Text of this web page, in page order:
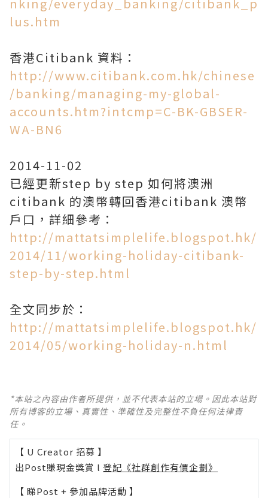
lus.htm
香港Citibank 資料：
http://www.citibank.com.hk/chinese
/banking/managing-my-global-
accounts.htm?intcmp=C-BK-GBSER-
WA-BN6
2014-11-02
已經更新step by step 如何將澳洲
citibank 的澳幣轉回香港citibank 澳幣
戶口，詳細參考：
http://mattatsimplelife.blogspot.hk/
2014/11/working-holiday-citibank-
step-by-step.html
全文同步於：
http://mattatsimplelife.blogspot.hk/
2014/05/working-holiday-n.html
*本站之內容由作者所提供，並不代表本站的立場。因此本站對
所有博客的立場、真實性、準確性及完整性不負任何法律責
任。
【 U Creator 招募 】
出Post賺現金獎賞 l 登記《社群創作有價企劃》
【 睇Post + 參加品牌活動 】